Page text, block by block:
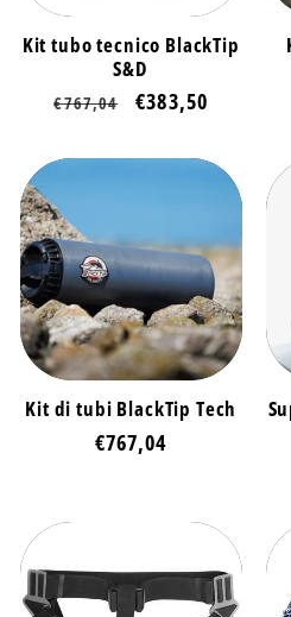
Kit tubo tecnico BlackTip
S&D
Prezzo
listino
€767,04
Prezzo
€383,50
Kit di tubi BlackTip Tech
Prezzo
€767,04